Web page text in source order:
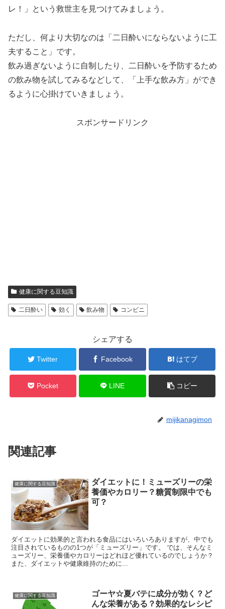
レ！」という救世主を見つけてみましょう。
ただし、何より大切なのは「二日酔いにならないように工
夫すること」です。
飲み過ぎないように自制したり、二日酔いを予防するため
の飲み物を試してみるなどして、「上手な飲み方」ができ
るように心掛けていきましょう。
スポンサードリンク
健康に関する豆知識
二日酔い 効く 飲み物 コンビニ
シェアする
Twitter Facebook はてブ
Pocket LINE コピー
mijikanagimon
関連記事
健康に関する豆知識
ダイエットに！ミューズリーの栄
養価やカロリー？糖質制限中でも
可？
ダイエットに効果的と言われる食品にはいろいろありますが、中でも
注目されているものの1つが「ミューズリー」です。 では、そんなミ
ューズリー、栄養価やカロリーはどれほど優れているのでしょうか？
また、ダイエットや健康維持のために...
健康に関する豆知識
ゴーヤ☆夏バテに成分が効く？ど
んな栄養がある？効果的なレシピ